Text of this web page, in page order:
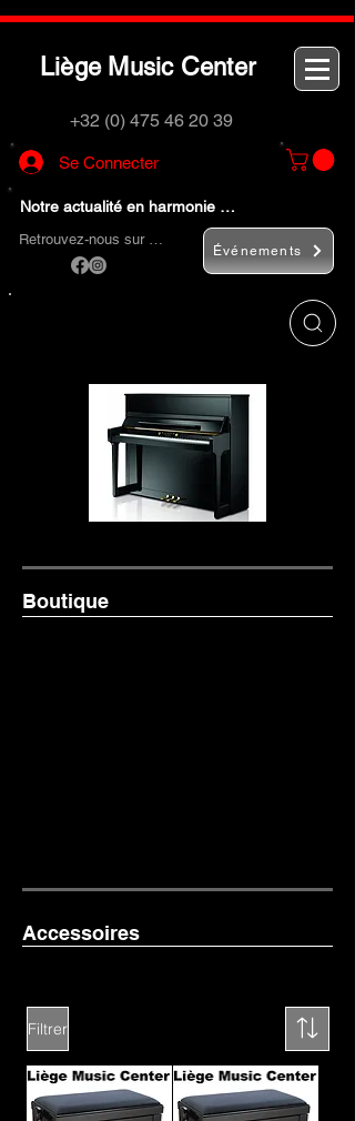
Liège M usic Center
+32 (0) 475 46 20 39
Se Connecter
Notre actualité en harmonie …
Retrouvez-nous sur …
Événements
Boutique
Accessoires
Filtrer